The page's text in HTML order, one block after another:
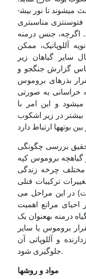
می­شوند تا نور بیش­
فتوسنتزی مناسب­تری
اگر­چه، جنس درمنه
آللوپاتیک، ممکن
سایر گیاهان زیر
بگذارند (46). براساس گزارش جنگجو و
و استقرار بذرهای بروموس
خراسانی به صورتی
و این امر با
بیشتر در زیر اشکوب
بررسی چگونگی
گیاهچه بروموس کپه
مختلف چرخه زندگی
ترکیبات فنلی
در این مراحل می
احیای مراتع اهمیت
درمنه به­عنوان یک
بروموس یا سایر
و آللوپاتی آن
جلوگیری شود.
مواد و روشها